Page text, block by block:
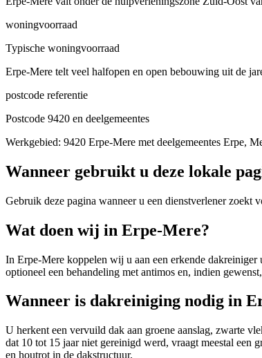
woningvoorraad
Typische woningvoorraad
Erpe-Mere telt veel halfopen en open bebouwing uit de
postcode referentie
Postcode 9420 en deelgemeentes
Werkgebied: 9420 Erpe-Mere met deelgemeentes Erpe,
Wanneer gebruikt u deze lokale
Gebruik deze pagina wanneer u een dienstverlener zoekt
Wat doen wij in Erpe-Mere?
In Erpe-Mere koppelen wij u aan een erkende
optioneel een behandeling met antimos en, indien
Wanneer is dakreiniging nodig in
U herkent een vervuild dak aan groene aanslag, zwarte
dat 10 tot 15 jaar niet gereinigd werd, vraagt meestal een
en houtrot in de dakstructuur.